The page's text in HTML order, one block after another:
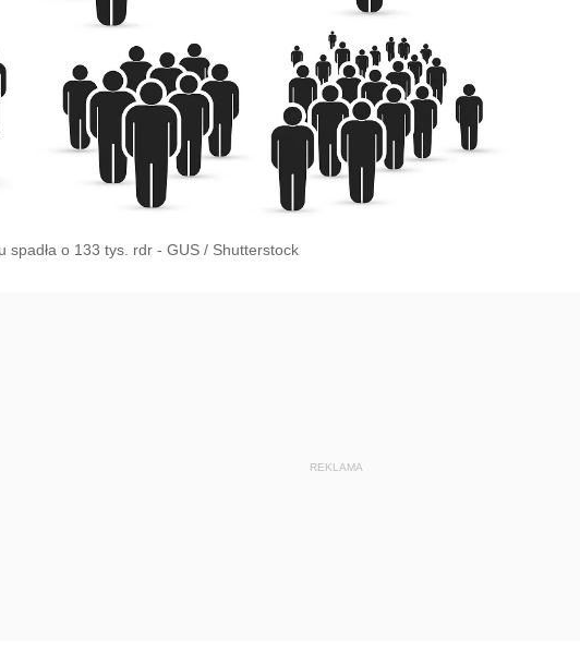
spadła o 133 tys. rdr - GUS / Shutterstock